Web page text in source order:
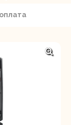
пароль?